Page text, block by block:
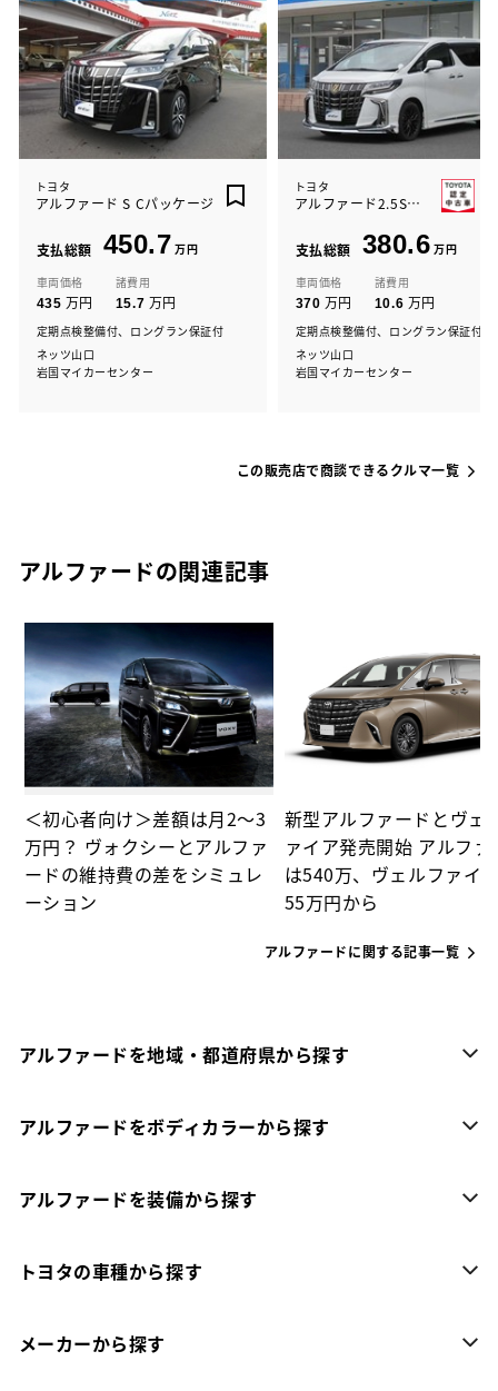
トヨタ
アルファード S Cパッケージ
支払総額 450.7 万円
車両価格
435 万円
諸費用
15.7 万円
定期点検整備付、ロングラン保証付
ネッツ山口
岩国マイカーセンター
トヨタ
アルファード2.5Sタイプゴール2
支払総額 380.6 万円
車両価格
370 万円
諸費用
10.6 万円
定期点検整備付、ロングラン保証付
ネッツ山口
岩国マイカーセンター
この販売店で商談できるクルマ一覧
アルファードの関連記事
＜初心者向け＞差額は月2～3
万円？ ヴォクシーとアルファ
ードの維持費の差をシミュレ
ーション
新型アルファードとヴェ
ァイア発売開始 アルファ
は540万、ヴェルファイ
55万円から
アルファードに関する記事一覧
アルファードを地域・都道府県から探す
アルファードをボディカラーから探す
アルファードを装備から探す
トヨタの車種から探す
メーカーから探す